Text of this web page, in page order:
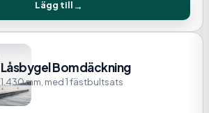
Lägg till
Låsbygel Bomdäckning
1.430 mm, med 1 fästbultsats